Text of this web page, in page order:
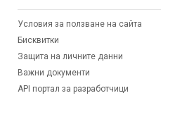
Условия за ползване на сайта
Бисквитки
Защита на личните данни
Важни документи
API портал за разработчици